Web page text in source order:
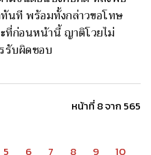
นที พร้อมทั้งกล่าวขอโทษ
ที่ก่อนหน้านี้ ญาติโวยไม่
รับผิดชอบ
หน้าที่ 8 จาก 565
5 6 7 8 9 10